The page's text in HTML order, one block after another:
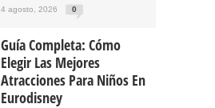
4 agosto, 2026 0
Guía Completa: Cómo
Elegir Las Mejores
Atracciones Para Niños En
Eurodisney